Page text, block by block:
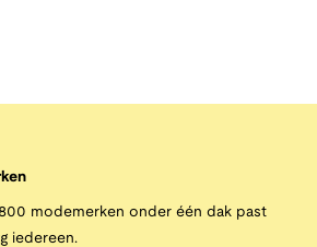
modemerken onder één dak past
iedereen.